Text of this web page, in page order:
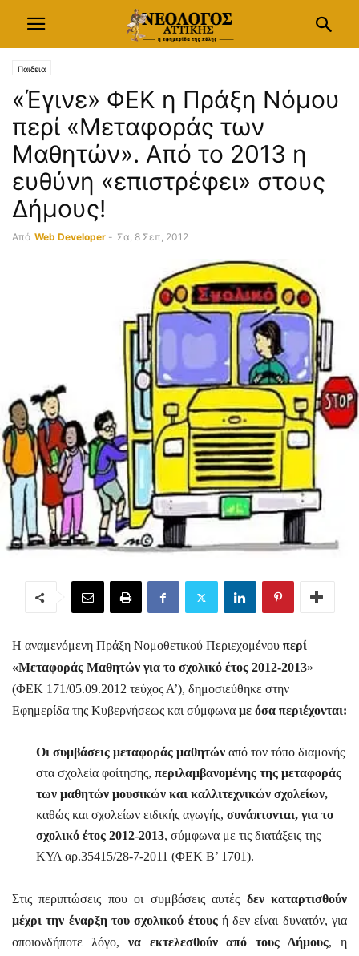
Παιδεια
«Έγινε» ΦΕΚ η Πράξη Νόμου
περί «Μεταφοράς των
Μαθητών». Από το 2013 η
ευθύνη «επιστρέφει» στους
Δήμους!
Από Web Developer - Σα, 8 Σεπ, 2012
Η αναμενόμενη Πράξη Νομοθετικού Περιεχομένου περί
«Μεταφοράς Μαθητών για το σχολικό έτος 2012-2013»
(ΦΕΚ 171/05.09.2012 τεύχος Α’), δημοσιεύθηκε στην
Εφημερίδα της Κυβερνήσεως και σύμφωνα με όσα περιέχονται:
Οι συμβάσεις μεταφοράς μαθητών από τον τόπο διαμονής
στα σχολεία φοίτησης, περιλαμβανομένης της μεταφοράς
των μαθητών μουσικών και καλλιτεχνικών σχολείων,
καθώς και σχολείων ειδικής αγωγής, συνάπτονται, για το
σχολικό έτος 2012-2013, σύμφωνα με τις διατάξεις της
ΚΥΑ αρ.35415/28-7-2011 (ΦΕΚ Β’ 1701).
Στις περιπτώσεις που οι συμβάσεις αυτές δεν καταρτισθούν
μέχρι την έναρξη του σχολικού έτους ή δεν είναι δυνατόν, για
οποιονδήποτε λόγο, να εκτελεσθούν από τους Δήμους, η